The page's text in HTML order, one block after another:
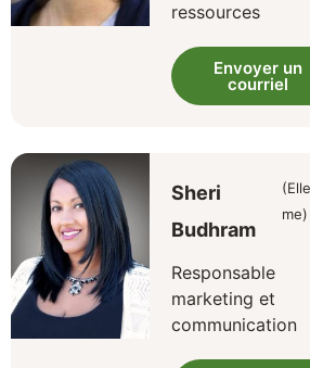
ressources
Envoyer un
courriel
Sheri
Budhram
me)
Responsable
marketing et
communication